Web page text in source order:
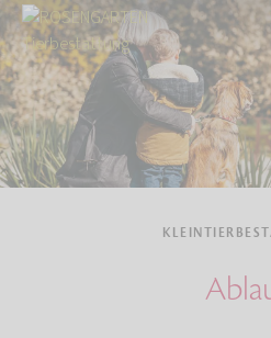
Start Tierbestattung